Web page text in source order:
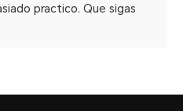
practico. Que sigas